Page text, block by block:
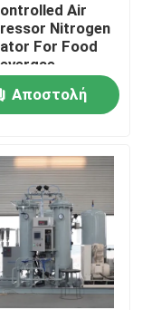
Air
Nitrogen
For Food
Αποστολή